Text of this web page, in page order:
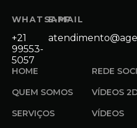
WHATSAPP
+21
99553-
5057
E-MAIL
HOME
QUEM SOMOS
SERVIÇOS
REDE
VÍDEOS
VÍDEOS